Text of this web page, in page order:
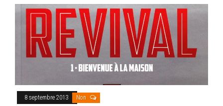
8 septembre 2013 Non